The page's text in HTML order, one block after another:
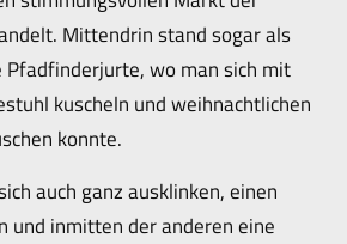
Mittendrin stand sogar als
Pfadfinderjurte, wo man sich mit
kuscheln und weihnachtlichen
konnte.
auch ganz ausklinken, einen
und inmitten der anderen eine